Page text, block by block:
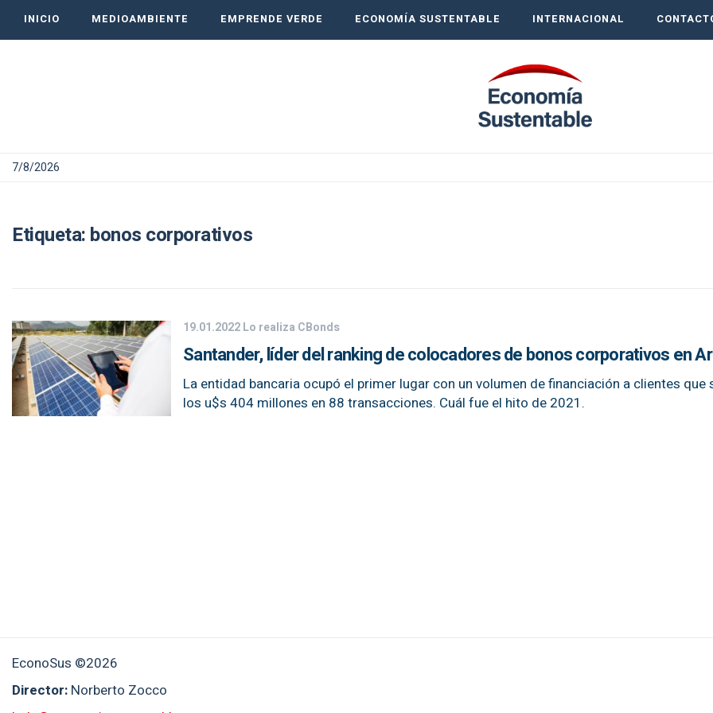
INICIO MEDIOAMBIENTE EMPRENDE VERDE ECONOMÍA SUSTENTABLE INTERNACIONAL
7/8/2026
Etiqueta: bonos corporativos
19.01.2022Lo realiza CBonds
Santander, líder del ranking de colocadores de bonos corporativos en
La entidad bancaria ocupó el primer lugar con un volumen de financiación a clientes que
los u$s 404 millones en 88 transacciones. Cuál fue el hito de 2021.
EconoSus ©2026
Director: Norberto Zocco